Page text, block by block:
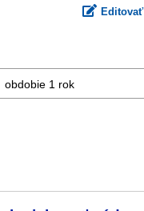
Editovať